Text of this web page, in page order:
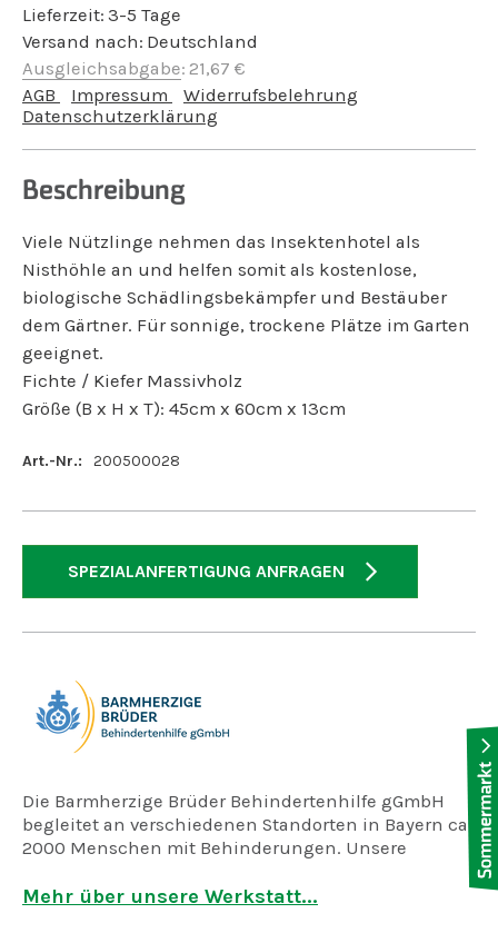
Lieferzeit: 3-5 Tage
Versand nach: Deutschland
Ausgleichsabgabe: 21,67 €
AGB
Impressum
Widerrufsbelehrung
Datenschutzerklärung
Beschreibung
Viele Nützlinge nehmen das Insektenhotel als
Nisthöhle an und helfen somit als kostenlose,
biologische Schädlingsbekämpfer und Bestäuber
dem Gärtner. Für sonnige, trockene Plätze im Garten
geeignet.
Fichte / Kiefer Massivholz
Größe (B x H x T): 45cm x 60cm x 13cm
Art.-Nr.: 200500028
SPEZIALANFERTIGUNG ANFRAGEN
Die Barmherzige Brüder Behindertenhilfe gGmbH
begleitet an verschiedenen Standorten in Bayern ca.
2000 Menschen mit Behinderungen. Unsere
Malseneck, Reichenbach und Straubing.
Mehr über unsere Werkstatt...